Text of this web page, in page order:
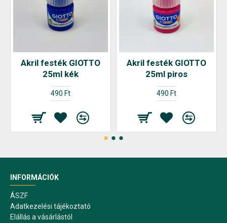
Akril festék GIOTTO
25ml kék
490 Ft
Akril festék GIOTTO
25ml piros
490 Ft
INFORMÁCIÓK
ÁSZF
Adatkezelési tájékoztató
Elállás a vásárlástól